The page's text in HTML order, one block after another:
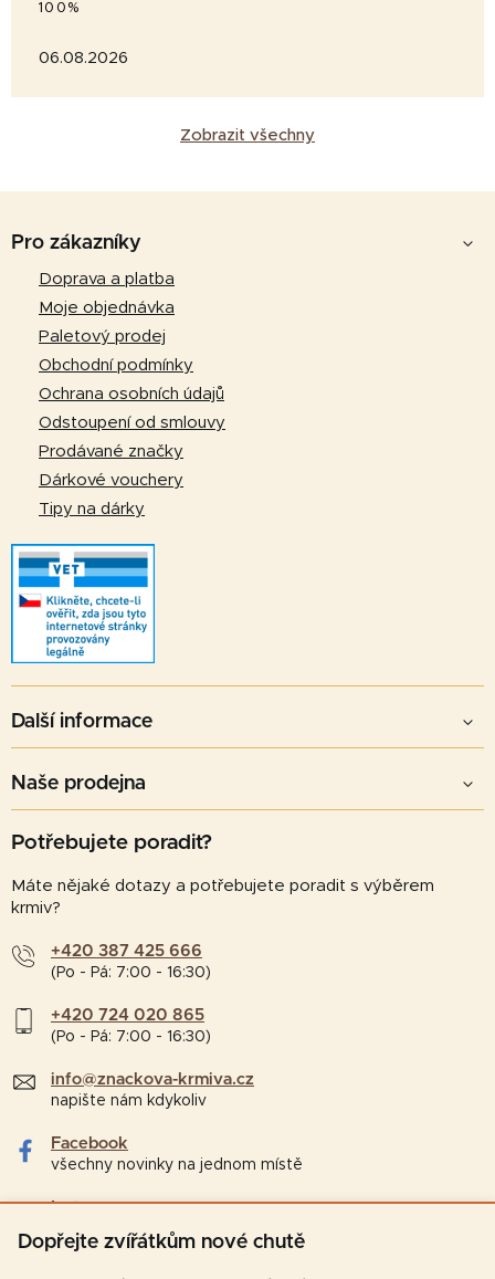
Dopřejte zvířátkům nové chutě
100%
06.08.2026
Zobrazit všechny
Pro zákazníky
Doprava a platba
Moje objednávka
Paletový prodej
Obchodní podmínky
Ochrana osobních údajů
Odstoupení od smlouvy
Prodávané značky
Dárkové vouchery
Tipy na dárky
Další informace
Naše prodejna
Potřebujete poradit?
Máte nějaké dotazy a potřebujete poradit s výběrem
krmiv?
+420 387 425 666
(Po - Pá: 7:00 - 16:30)
+420 724 020 865
(Po - Pá: 7:00 - 16:30)
info@znackova-krmiva.cz
napište nám kdykoliv
Facebook
všechny novinky na jednom místě
Instagram
tipy a zajímavosti pro chovatele